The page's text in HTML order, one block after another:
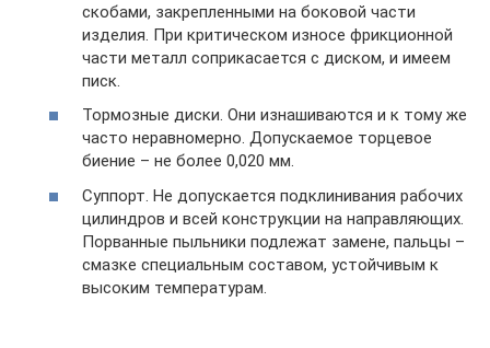
скобами, закрепленными на боковой части
изделия. При критическом износе фрикционной
части металл соприкасается с диском, и имеем
писк.
Тормозные диски. Они изнашиваются и к тому же
часто неравномерно. Допускаемое торцевое
биение – не более 0,020 мм.
Суппорт. Не допускается подклинивания рабочих
цилиндров и всей конструкции на направляющих.
Порванные пыльники подлежат замене, пальцы –
смазке специальным составом, устойчивым к
высоким температурам.